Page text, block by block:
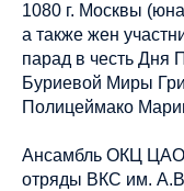
1080 г. Москвы
а также жен
парад в честь Дня
Буриевой Миры
Полицеймако
Ансамбль ОКЦ
отряды ВКС им.